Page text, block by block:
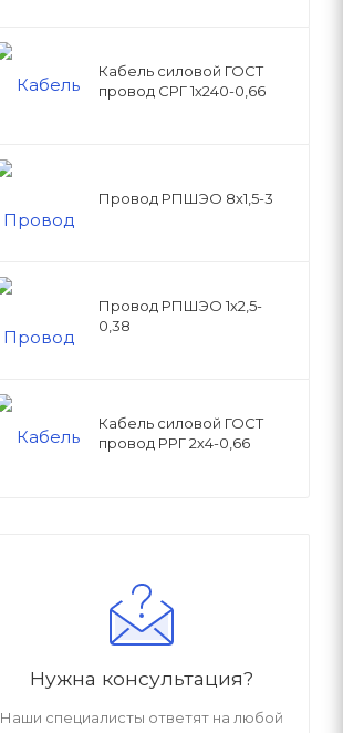
Кабель силовой ГОСТ
провод СРГ 1х240-0,66
Провод РПШЭО 8х1,5-3
Провод РПШЭО 1х2,5-
0,38
Кабель силовой ГОСТ
провод РРГ 2х4-0,66
Нужна консультация?
Наши специалисты ответят на любой